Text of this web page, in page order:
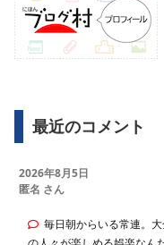
最近のコメント
2026年8月5日
匿名 さん
毎日朝からいる常連。